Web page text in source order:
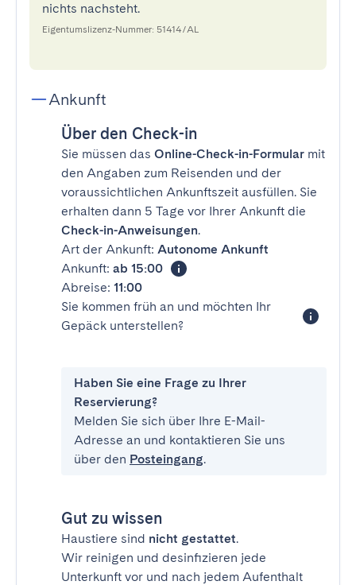
nichts nachsteht.
Eigentumslizenz-Nummer: 51414/AL
Ankunft
Über den Check-in
Sie müssen das Online-Check-in-Formular mit
den Angaben zum Reisenden und der
voraussichtlichen Ankunftszeit ausfüllen. Sie
erhalten dann 5 Tage vor Ihrer Ankunft die
Check-in-Anweisungen.
Art der Ankunft: Autonome Ankunft
Ankunft: ab 15:00
Abreise: 11:00
Sie kommen früh an und möchten Ihr
Gepäck unterstellen?
Haben Sie eine Frage zu Ihrer
Reservierung?
Melden Sie sich über Ihre E-Mail-
Adresse an und kontaktieren Sie uns
über den Posteingang.
Gut zu wissen
Haustiere sind nicht gestattet.
Wir reinigen und desinfizieren jede
Unterkunft vor und nach jedem Aufenthalt